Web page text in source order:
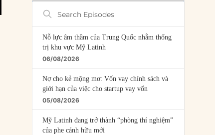
Search
Episodes
Nỗ lực âm thầm của Trung Quốc nhằm thống
trị khu vực Mỹ Latinh
06/08/2026
Nợ cho kẻ mộng mơ: Vốn vay chính sách và
giới hạn của việc cho startup vay vốn
05/08/2026
Mỹ Latinh đang trở thành “phòng thí nghiệm”
của phe cánh hữu mới